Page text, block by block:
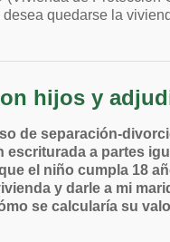
quedarse la
hijos y
de separación-
escriturada a partes
el niño cumpla 18
y darle a mi
se calcularía su